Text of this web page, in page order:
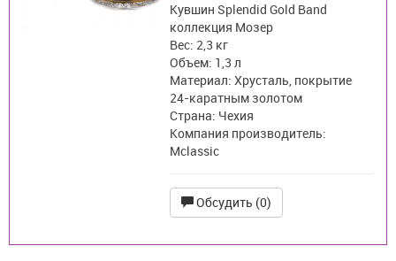
Кувшин Splendid Gold Band
коллекция Мозер
Вес: 2,3 кг
Объем: 1,3 л
Материал: Хрусталь, покрытие
24-каратным золотом
Страна: Чехия
Компания производитель:
Mclassic
Обсудить (0)